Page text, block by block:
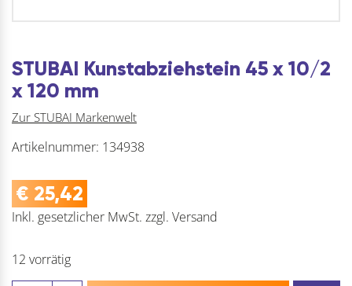
STUBAI Kunstabziehstein 45 x 10/2
x 120 mm
Zur STUBAI Markenwelt
Artikelnummer: 134938
€ 25,42
Inkl. gesetzlicher MwSt. zzgl. Versand
12 vorrätig